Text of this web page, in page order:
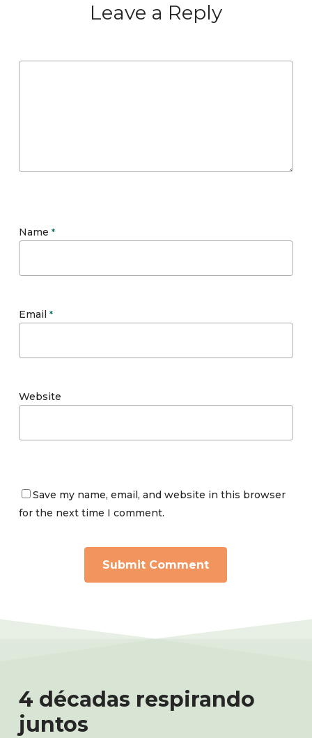
Leave a Reply
Name *
Email *
Website
Save my name, email, and website in this browser
for the next time I comment.
4 décadas respirando
juntos